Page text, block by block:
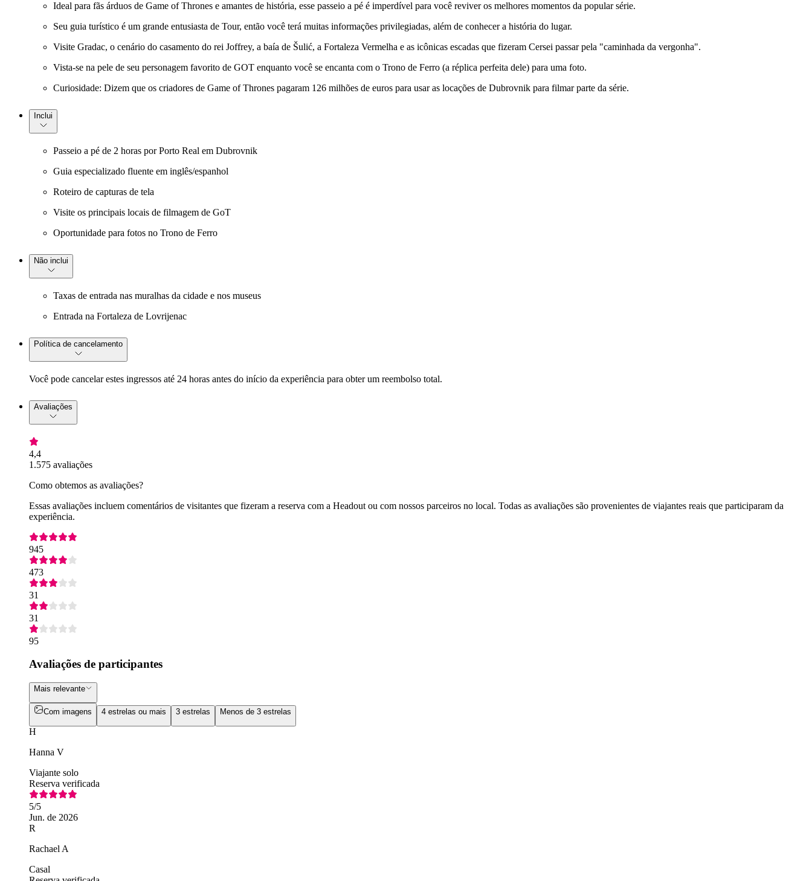
Ideal para fãs árduos de Game of Thrones e amantes de história, esse passeio a pé é imperdível para você reviver os melhores momentos da popular série.
Seu guia turístico é um grande entusiasta de Tour, então você terá muitas informações privilegiadas, além de conhecer a história do lugar.
Visite Gradac, o cenário do casamento do rei Joffrey, a baía de Šulić, a Fortaleza Vermelha e as icônicas escadas que fizeram Cersei passar pela "caminhada da vergonha".
Vista-se na pele de seu personagem favorito de GOT enquanto você se encanta com o Trono de Ferro (a réplica perfeita dele) para uma foto.
Curiosidade: Dizem que os criadores de Game of Thrones pagaram 126 milhões de euros para usar as locações de Dubrovnik para filmar parte da série.
Inclui
Passeio a pé de 2 horas por Porto Real em Dubrovnik
Guia especializado fluente em inglês/espanhol
Roteiro de capturas de tela
Visite os principais locais de filmagem de GoT
Oportunidade para fotos no Trono de Ferro
Não inclui
Taxas de entrada nas muralhas da cidade e nos museus
Entrada na Fortaleza de Lovrijenac
Política de cancelamento
Você pode cancelar estes ingressos até 24 horas antes do início da experiência para obter um reembolso total.
Avaliações
4,4
1.575 avaliações
Como obtemos as avaliações?
Essas avaliações incluem comentários de visitantes que fizeram a reserva com a Headout ou com nossos parceiros no local. Todas as avaliações são provenientes de viajantes reais que participaram da
experiência.
945
473
31
31
95
Avaliações de participantes
Mais relevante
Com imagens 4 estrelas ou mais 3 estrelas Menos de 3 estrelas
H
Hanna V
Viajante solo
Reserva verificada
5/5
Jun. de 2026
R
Rachael A
Casal